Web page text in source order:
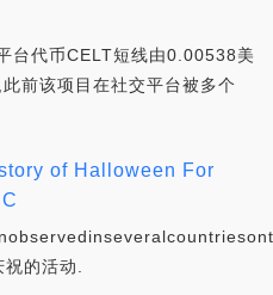
台代币CELT短线由0.00538美
前该项目在社交平台被多个
of Halloween For
的活动.